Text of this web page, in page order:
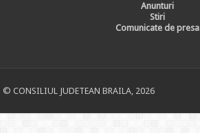
Anunturi
Stiri
Comunicate de presa
© CONSILIUL JUDETEAN BRAILA, 2026